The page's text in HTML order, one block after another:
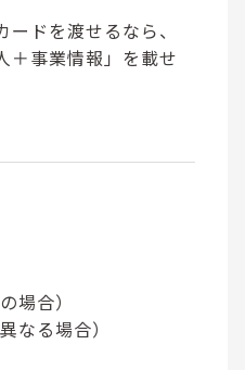
ドを渡せるなら、
＋事業情報」を載せ
場合）
なる場合）